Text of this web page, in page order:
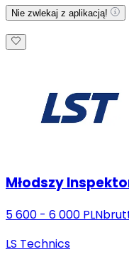
Nie zwlekaj z aplikacją!
Młodszy
5 600 - 6 000 PLN
LS Technics